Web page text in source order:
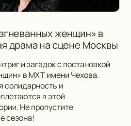
женщин» в
драма на сцене Москвы
и загадок с постановкой
в МХТ имени Чехова.
солидарность и
в этой
Не пропустите
сезона!